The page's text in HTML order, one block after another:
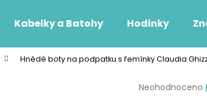
Kabelky a Batohy Hodinky
Hnědé boty na podpatku s řemínky Claudia
Průměrné
Neohodnoceno
Co potřebujete najít?